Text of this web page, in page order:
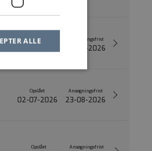
Opslået Ansøgningsfrist
16-08-2026
Opslået
02-07-2026
Ansøgningsfrist
23-08-2026
Opslået Ansøgningsfrist
ALLE